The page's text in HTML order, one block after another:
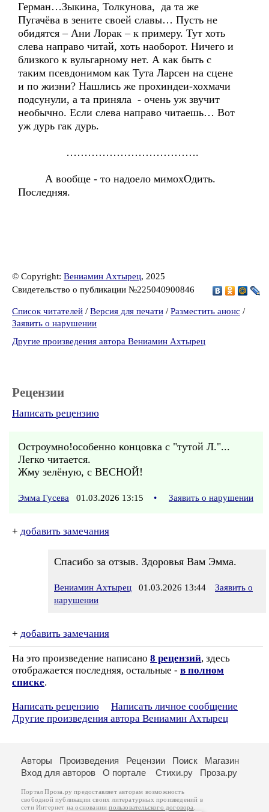
Герман…Зыкина, Толкунова, да та же
Пугачёва в зените своей славы… Пусть не
обидятся – Ани Лорак – к примеру. Тут хоть
слева направо читай, хоть наоборот. Ничего и
близкого к вульгарному нет. А как быть с
таким псевдонимом как Тута Ларсен на сцене
и по жизни? Нашлись же прохиндеи-хохмачи
подсунули, а та приняла - очень уж звучит
необычно. Если слева направо читаешь… Вот
уж дурь гак дурь.
……………………………….
А вообще - то надоело мимохОдить.
Последняя.
© Copyright: Вениамин Ахтырец, 2025
Свидетельство о публикации №225040900846
Список читателей / Версия для печати / Разместить анонс /
Заявить о нарушении
Другие произведения автора Вениамин Ахтырец
Рецензии
Написать рецензию
Остроумно!особенно концовка с "тутой Л."...
Легко читается.
Жму зелёную, с ВЕСНОЙ!
Эмма Гусева 01.03.2026 13:15 • Заявить о нарушении
+ добавить замечания
Спасибо за отзыв. Здоровья Вам Эмма.
Вениамин Ахтырец 01.03.2026 13:44
Заявить о
нарушении
+ добавить замечания
На это произведение написано 8 рецензий, здесь
отображается последняя, остальные - в полном
списке.
Написать рецензию
Написать личное сообщение
Другие произведения автора Вениамин Ахтырец
Авторы Произведения Рецензии Поиск
Магазин
Вход для авторов
О портале Стихи.ру Проза.ру
Портал Проза.ру предоставляет авторам возможность
свободной публикации своих литературных произведений в
сети Интернет на основаниипользовательского договора